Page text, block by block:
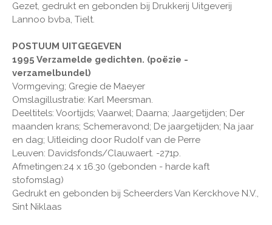
Gezet, gedrukt en gebonden bij Drukkerij Uitgeverij
Lannoo bvba, Tielt.
POSTUUM UITGEGEVEN
1995 Verzamelde gedichten. (poëzie -
verzamelbundel)
Vormgeving; Gregie de Maeyer
Omslagillustratie: Karl Meersman.
Deeltitels: Voortijds; Vaarwel; Daarna; Jaargetijden; Der
maanden krans; Schemeravond; De jaargetijden; Na jaar
en dag; Uitleiding door Rudolf van de Perre
Leuven: Davidsfonds/Clauwaert. -271p.
Afmetingen:24 x 16.30 (gebonden - harde kaft
stofomslag)
Gedrukt en gebonden bij Scheerders Van Kerckhove N.V.,
Sint Niklaas